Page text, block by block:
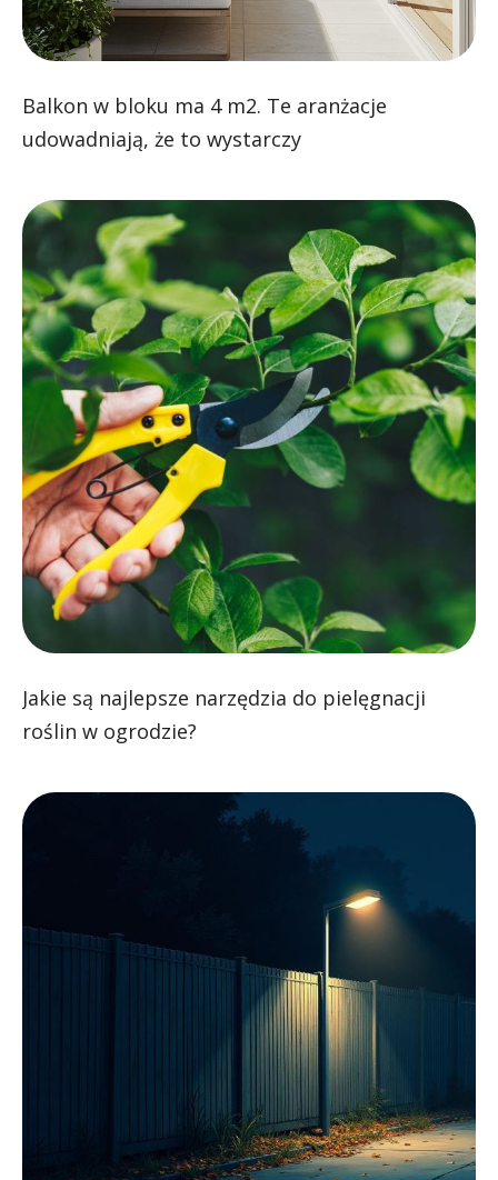
Balkon w bloku ma 4 m2. Te aranżacje
udowadniają, że to wystarczy
Jakie są najlepsze narzędzia do pielęgnacji
roślin w ogrodzie?